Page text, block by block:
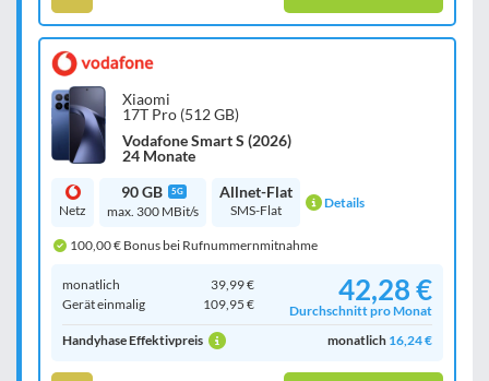
Xiaomi
17T Pro (512 GB)
Vodafone Smart S (2026)
24 Monate
Netz
90 GB 5G
max. 300 MBit/s
Allnet-Flat
SMS-Flat Details
100,00 € Bonus bei Rufnummernmitnahme
monatlich
39,99 €
Gerät einmalig
109,95 € 42,28 €
Durchschnitt pro Monat
Handyhase Effektivpreis
monatlich 16,24 €